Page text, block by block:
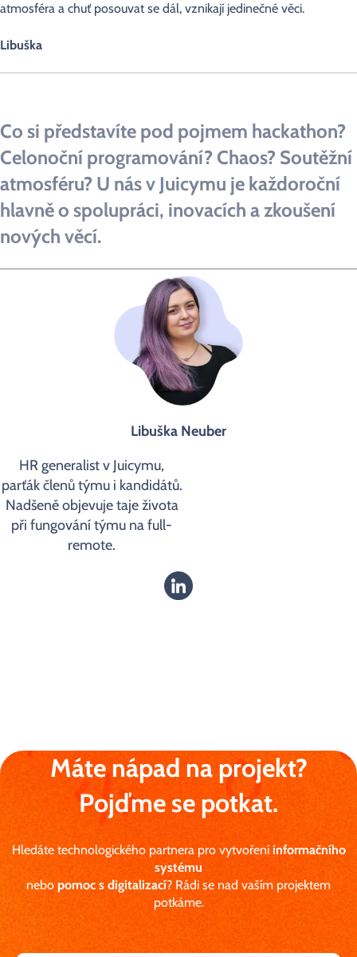
Co si představíte pod pojmem hackathon?
Celonoční programování? Chaos? Soutěžní
atmosféru? U nás v Juicymu je každoroční
hlavně o spolupráci, inovacích a zkoušení
nových věcí.
Libuška Neuber
HR generalist v Juicymu,
parťák členů týmu i kandidátů.
Nadšeně objevuje taje života
při fungování týmu na full-
remote.
atmosféra a chuť posouvat se dál, vznikají jedinečné věci.
Libuška
Máte nápad na projekt?
Pojďme se potkat.
Hledáte technologického partnera pro vytvoření informačního
systému
nebo pomoc s digitalizací? Rádi se nad vaším projektem
potkáme.